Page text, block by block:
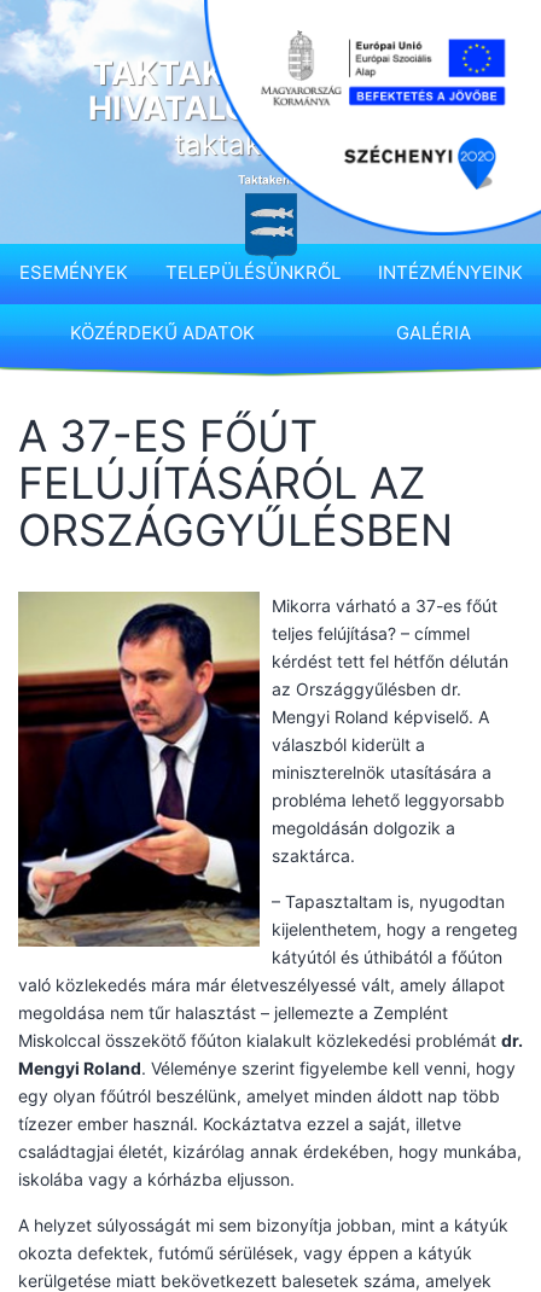
Ugrás
a
tartalomhozTAKTAKENÉZ KÖZSÉG
HIVATALOS HONLAPJA
taktakenez.hu
ESEMÉNYEK TELEPÜLÉSÜNKRŐL INTÉZMÉNYEINK
KÖZÉRDEKŰ ADATOK GALÉRIA
A 37-ES FŐÚT
FELÚJÍTÁSÁRÓL AZ
ORSZÁGGYŰLÉSBEN
Mikorra várható a 37-es főút
teljes felújítása? – címmel
kérdést tett fel hétfőn délután
az Országgyűlésben dr.
Mengyi Roland képviselő. A
válaszból kiderült a
miniszterelnök utasítására a
probléma lehető leggyorsabb
megoldásán dolgozik a
szaktárca.
– Tapasztaltam is, nyugodtan
kijelenthetem, hogy a rengeteg
kátyútól és úthibától a főúton
való közlekedés mára már életveszélyessé vált, amely állapot
megoldása nem tűr halasztást – jellemezte a Zemplént
Miskolccal összekötő főúton kialakult közlekedési problémát dr.
Mengyi Roland. Véleménye szerint figyelembe kell venni, hogy
egy olyan főútról beszélünk, amelyet minden áldott nap több
tízezer ember használ. Kockáztatva ezzel a saját, illetve
családtagjai életét, kizárólag annak érdekében, hogy munkába,
iskolába vagy a kórházba eljusson.
A helyzet súlyosságát mi sem bizonyítja jobban, mint a kátyúk
okozta defektek, futómű sérülések, vagy éppen a kátyúk
kerülgetése miatt bekövetkezett balesetek száma, amelyek